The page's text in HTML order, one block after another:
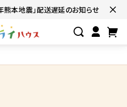
熊本地震」配送遅延のお知らせ